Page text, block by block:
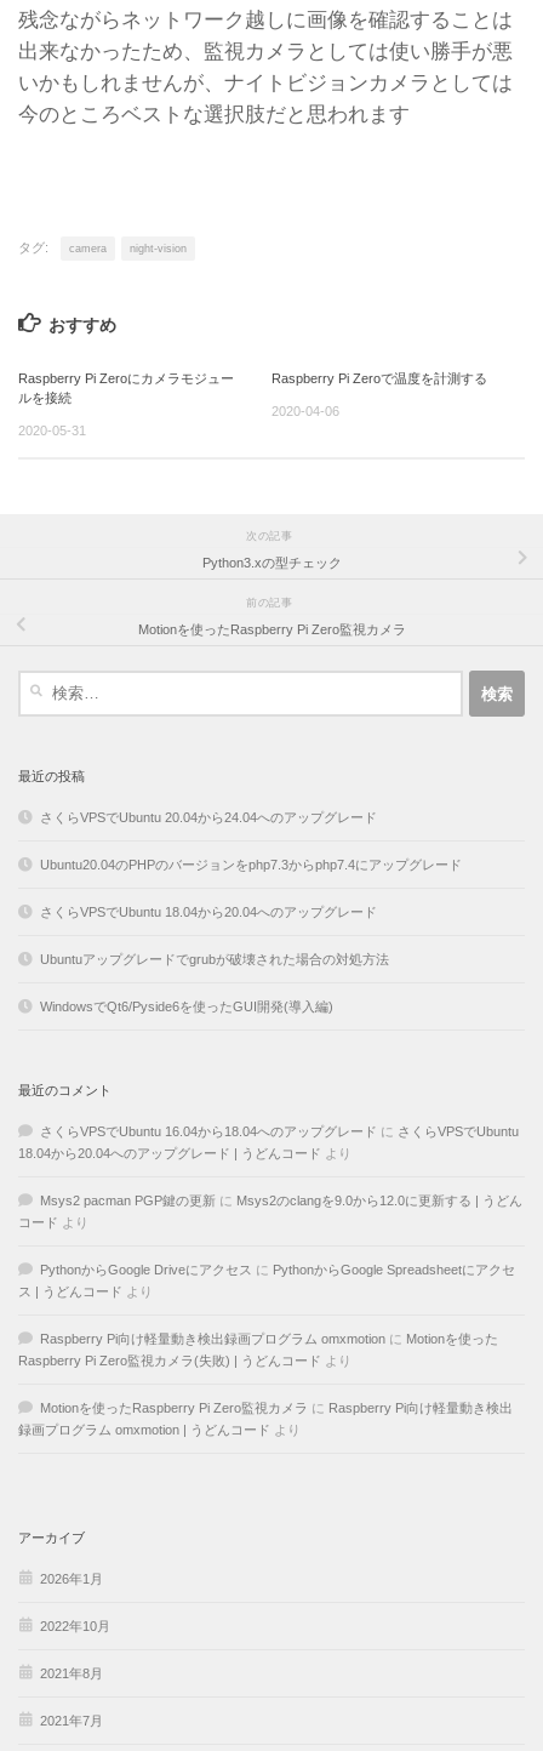
残念ながらネットワーク越しに画像を確認することは
出来なかったため、監視カメラとしては使い勝手が悪
いかもしれませんが、ナイトビジョンカメラとしては
今のところベストな選択肢だと思われます
タグ: camera night-vision
おすすめ
Raspberry Pi Zeroにカメラモジュー
ルを接続
2020-05-31
Raspberry Pi Zeroで温度を計測する
2020-04-06
次の記事
Python3.xの型チェック
前の記事
Motionを使ったRaspberry Pi Zero監視カメラ
最近の投稿
さくらVPSでUbuntu 20.04から24.04へのアップグレード
Ubuntu20.04のPHPのバージョンをphp7.3からphp7.4にアップグレード
さくらVPSでUbuntu 18.04から20.04へのアップグレード
Ubuntuアップグレードでgrubが破壊された場合の対処方法
WindowsでQt6/Pyside6を使ったGUI開発(導入編)
最近のコメント
さくらVPSでUbuntu 16.04から18.04へのアップグレード に さくらVPSでUbuntu
18.04から20.04へのアップグレード | うどんコード より
Msys2 pacman PGP鍵の更新 に Msys2のclangを9.0から12.0に更新する | うどん
コード より
PythonからGoogle Driveにアクセス に PythonからGoogle Spreadsheetにアクセ
ス | うどんコード より
Raspberry Pi向け軽量動き検出録画プログラム omxmotion に Motionを使った
Raspberry Pi Zero監視カメラ(失敗) | うどんコード より
Motionを使ったRaspberry Pi Zero監視カメラ に Raspberry Pi向け軽量動き検出
録画プログラム omxmotion | うどんコード より
アーカイブ
2026年1月
2022年10月
2021年8月
2021年7月